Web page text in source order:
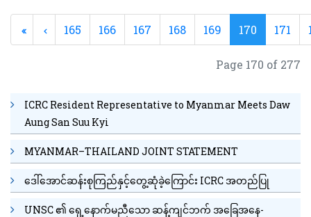
165 166 167 168 169 170 171
Page 170 of 277
ICRC Resident Representative to Myanmar Meets Daw
Aung San Suu Kyi
MYANMAR–THAILAND JOINT STATEMENT
ဒေါ်အောင်ဆန်းစုကြည်နှင့်တွေ့ဆုံခဲ့ကြောင်း ICRC အတည်ပြု
UNSC ၏ ရှေ့နောက်မညီသော ဆန့်ကျင်ဘက် အခြေအနေ-